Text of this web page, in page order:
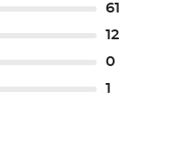
61
12
0
1